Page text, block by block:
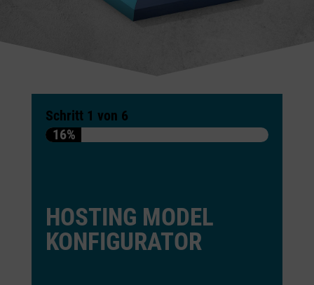
Schritt 1 von 6
16%
HOSTING MODEL
KONFIGURATOR